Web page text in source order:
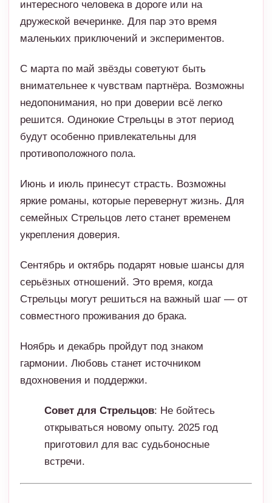
внимательнее к чувствам партнёра. Возможны
недопонимания, но при доверии всё легко
решится. Одинокие Стрельцы в этот период
противоположного пола.
Июнь и июль принесут страсть. Возможны
яркие романы, которые перевернут жизнь. Для
семейных Стрельцов лето станет временем
укрепления доверия.
Сентябрь и октябрь подарят новые шансы для
серьёзных отношений. Это время, когда
Стрельцы могут решиться на важный шаг — от
совместного проживания до брака.
Ноябрь и декабрь пройдут под знаком
гармонии. Любовь станет источником
вдохновения и поддержки.
открываться новому опыту. 2025 год
приготовил для вас судьбоносные
встречи.
Козерог